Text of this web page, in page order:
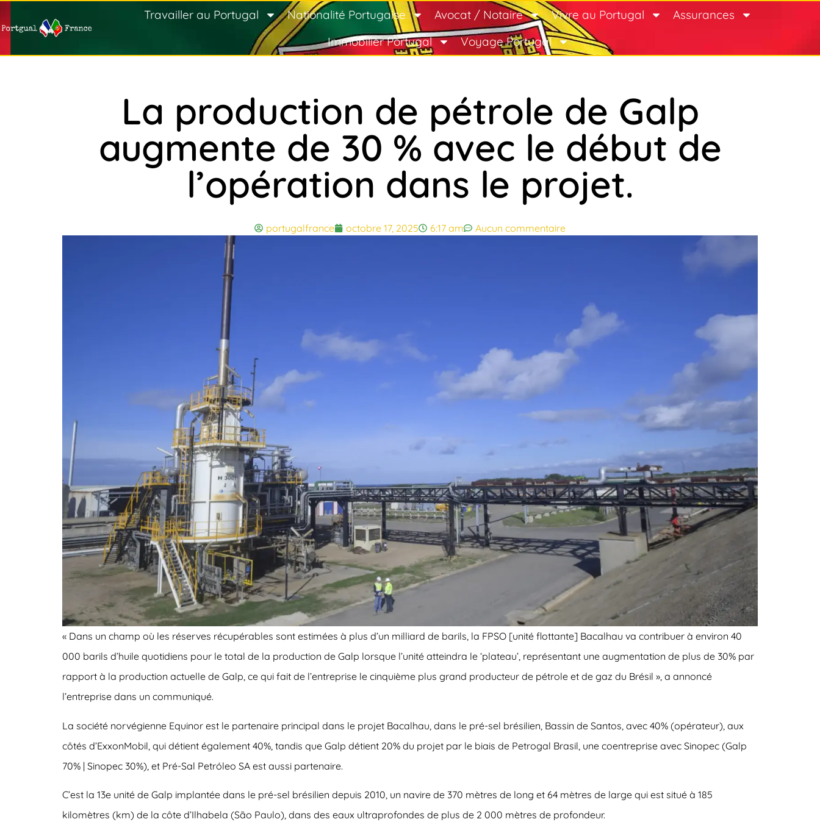
Travailler au Portugal Nationalité Portugaise Avocat / Notaire Vivre au Portugal
Assurances
Immobilier Portugal
Voyage Portugal
La production de pétrole de Galp
augmente de 30 % avec le début de
l’opération dans le projet.
portugalfrance octobre 17, 2025 6:17 am Aucun commentaire
« Dans un champ où les réserves récupérables sont estimées à plus d’un milliard de barils, la FPSO [unité flottante] Bacalhau va contribuer à environ 40
000 barils d’huile quotidiens pour le total de la production de Galp lorsque l’unité atteindra le ‘plateau’, représentant une augmentation de plus de 30% par
rapport à la production actuelle de Galp, ce qui fait de l’entreprise le cinquième plus grand producteur de pétrole et de gaz du Brésil », a annoncé
l’entreprise dans un communiqué.
La société norvégienne Equinor est le partenaire principal dans le projet Bacalhau, dans le pré-sel brésilien, Bassin de Santos, avec 40% (opérateur), aux
côtés d’ExxonMobil, qui détient également 40%, tandis que Galp détient 20% du projet par le biais de Petrogal Brasil, une coentreprise avec Sinopec (Galp
70% | Sinopec 30%), et Pré-Sal Petróleo SA est aussi partenaire.
C’est la 13e unité de Galp implantée dans le pré-sel brésilien depuis 2010, un navire de 370 mètres de long et 64 mètres de large qui est situé à 185
kilomètres (km) de la côte d’Ilhabela (São Paulo), dans des eaux ultraprofondes de plus de 2 000 mètres de profondeur.